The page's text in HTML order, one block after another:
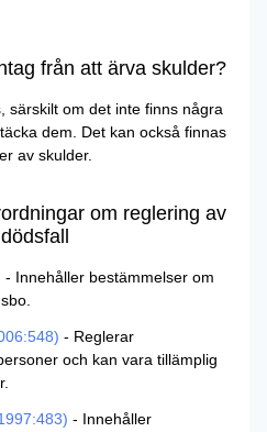
från att ärva skulder?
särskilt om det inte finns några
dem. Det kan också finnas
av skulder.
om reglering av
- Innehåller bestämmelser om
- Reglerar
och kan vara tillämplig
- Innehåller